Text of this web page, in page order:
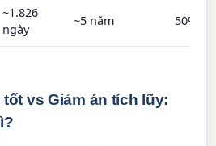
~1.826
ngày
~5 năm 50%
vs Giảm án tích lũy: